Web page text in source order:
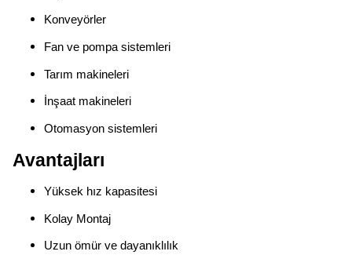
Konveyörler
Fan ve pompa sistemleri
Tarım makineleri
İnşaat makineleri
Otomasyon sistemleri
Avantajları
Yüksek hız kapasitesi
Kolay Montaj
Uzun ömür ve dayanıklılık